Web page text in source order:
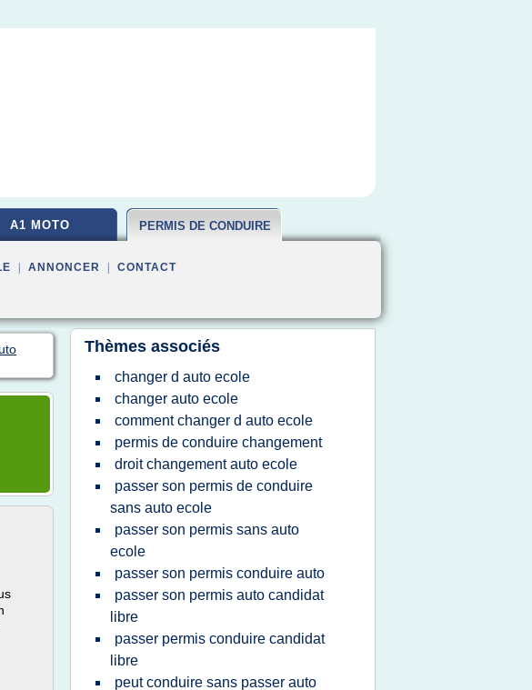
A1 MOTO PERMIS DE CONDUIRE
ANNONCER CONTACT
Thèmes associés
changer d auto ecole
changer auto ecole
comment changer d auto ecole
permis de conduire changement
droit changement auto ecole
passer son permis de conduire
sans auto ecole
passer son permis sans auto
ecole
passer son permis conduire auto
passer son permis auto candidat
libre
passer permis conduire candidat
libre
peut conduire sans passer auto